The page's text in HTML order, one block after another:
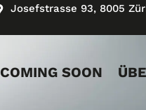
Josefstrasse 93, 8005
COMING SOON